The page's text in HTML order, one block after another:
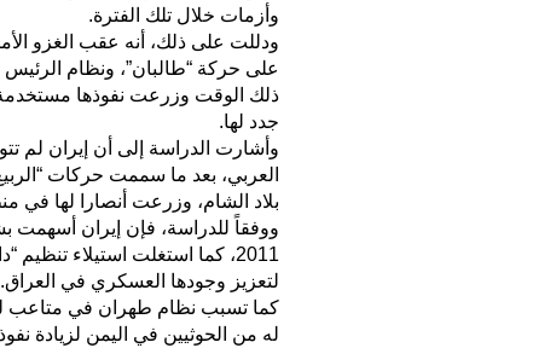
وأزمات خلال تلك الفترة.
على حركة “طالبان”، ونظام
ذلك الوقت وزرعت نفوذها مستخدمة
جدد لها.
وأشارت الدراسة إلى أن إيران لم
بلاد الشام، وزرعت أنصارا لها في
ووفقاً للدراسة، فإن إيران أسهمت
لتعزيز وجودها العسكري في العراق.
كما تسبب نظام طهران في متاعب
له من الحوثيين في اليمن لزيادة